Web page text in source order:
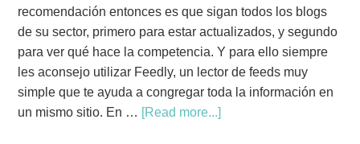
recomendación entonces es que sigan todos los blogs
de su sector, primero para estar actualizados, y segundo
para ver qué hace la competencia. Y para ello siempre
les aconsejo utilizar Feedly, un lector de feeds muy
simple que te ayuda a congregar toda la información en
un mismo sitio. En … [Read more...]